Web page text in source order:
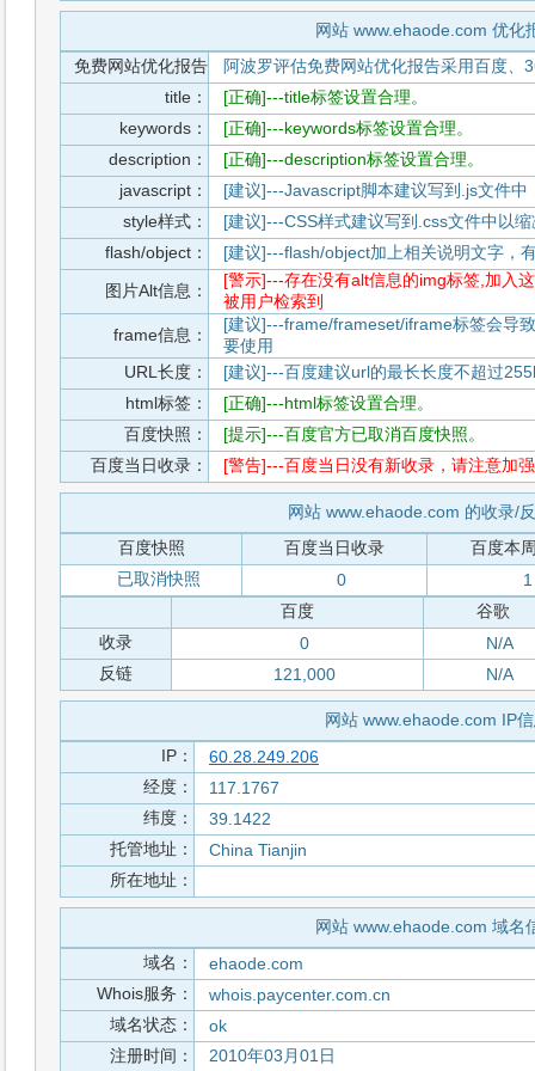
网站 www.ehaode.com 优化
免费网站优化报告
阿波罗评估免费网站优化报告采用百度、
title：
[正确]---title标签设置合理。
keywords：
[正确]---keywords标签设置合理。
description：
[正确]---description标签设置合理。
javascript：
[建议]---Javascript脚本建议写到.js文件中
style样式：
[建议]---CSS样式建议写到.css文件中以
flash/object：
[建议]---flash/object加上相关说明文字，
图片Alt信息：
[警示]---存在没有alt信息的img标签,加入
被用户检索到
frame信息：
[建议]---frame/frameset/iframe标签会导
要使用
URL长度：
[建议]---百度建议url的最长长度不超过
html标签：
[正确]---html标签设置合理。
百度快照：
[提示]---百度官方已取消百度快照。
百度当日收录：
[警告]---百度当日没有新收录，请注意加
网站 www.ehaode.com 的收录/
百度快照
百度当日收录
百度本
已取消快照
0
1
百度
谷歌
收录
0
N/A
反链
121,000 N/A
网站 www.ehaode.com IP
IP：
60.28.249.206
经度：
117.1767
纬度：
39.1422
托管地址：
China Tianjin
所在地址：
网站 www.ehaode.com 域名
域名：
ehaode.com
Whois服务：
whois.paycenter.com.cn
域名状态：
ok
注册时间：
2010年03月01日